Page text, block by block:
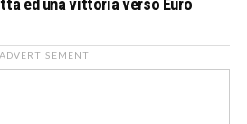
ADVERTISEMENT